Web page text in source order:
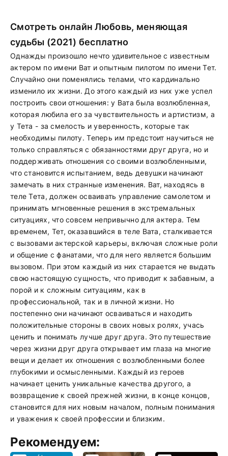
Смотреть онлайн Любовь, меняющая
судьбы (2021) бесплатно
Однажды произошло нечто удивительное с известным
актером по имени Ват и опытным пилотом по имени Тет.
Случайно они поменялись телами, что кардинально
изменило их жизни. До этого каждый из них уже успел
построить свои отношения: у Вата была возлюбленная,
которая любила его за чувствительность и артистизм, а
у Тета - за смелость и уверенность, которые так
необходимы пилоту. Теперь им предстоит научиться не
только справляться с обязанностями друг друга, но и
поддерживать отношения со своими возлюбленными,
что становится испытанием, ведь девушки начинают
замечать в них странные изменения. Ват, находясь в
теле Тета, должен осваивать управление самолетом и
принимать мгновенные решения в экстремальных
ситуациях, что совсем непривычно для актера. Тем
временем, Тет, оказавшийся в теле Вата, сталкивается
с вызовами актерской карьеры, включая сложные роли
и общение с фанатами, что для него является большим
вызовом. При этом каждый из них старается не выдать
свою настоящую сущность, что приводит к забавным, а
порой и к сложным ситуациям, как в
профессиональной, так и в личной жизни. Но
постепенно они начинают осваиваться и находить
положительные стороны в своих новых ролях, учась
ценить и понимать лучше друг друга. Это путешествие
через жизни друг друга открывает им глаза на многие
вещи и делает их отношения с возлюбленными более
глубокими и осмысленными. Каждый из героев
начинает ценить уникальные качества другого, а
возвращение к своей прежней жизни, в конце концов,
становится для них новым началом, полным понимания
и уважения к своей профессии и близким.
Рекомендуем: